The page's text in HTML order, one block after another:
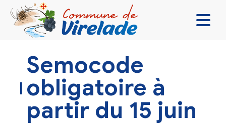
VIVRE ENSEMBLE
SE DIVERTIR
DÉCOUVRIR
Semocode
obligatoire à
partir du 15 juin